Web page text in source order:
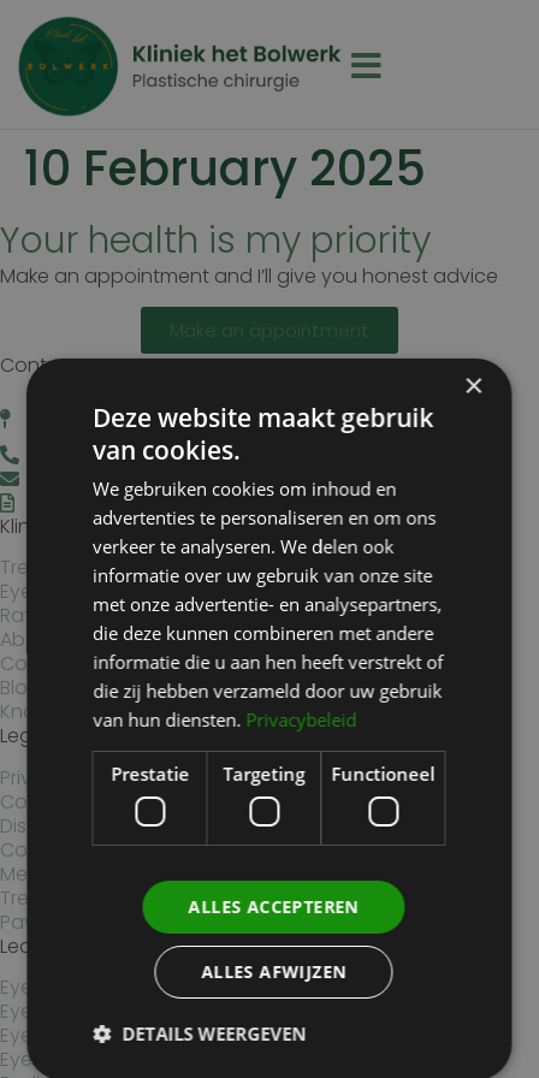
10 February 2025
Your health is my priority
Make an appointment and I’ll give you honest advice
Contact
Staten Bolwerk, Koetshuis 1,
1st floor, 2011 MK Haarlem
023-5837405
info@kliniekhetbolwerk.nl
Chamber of Commerce: 34303038
Kliniek het Bolwerk
Treatments
Eyelid surgery
Rates
About us
Contact
Blogs
Knowledge base
Legal Information
Privacy Statement
Cookies
Disclaimer
Complaints
Medical data statement
Treatment conditions
Payment options
Learn more
Eyelid elevators
Eyelid surgery Haarlem
Eyelid surgery Hoofddorp
Eyelid surgery Amsterdam
×
Deze website maakt gebruik
van cookies.
We gebruiken cookies om inhoud en
advertenties te personaliseren en om ons
verkeer te analyseren. We delen ook
informatie over uw gebruik van onze site
met onze advertentie- en analysepartners,
die deze kunnen combineren met andere
informatie die u aan hen heeft verstrekt of
die zij hebben verzameld door uw gebruik
van hun diensten. Privacybeleid
Prestatie Targeting Functioneel
ALLES ACCEPTEREN
ALLES AFWIJZEN
DETAILS WEERGEVEN